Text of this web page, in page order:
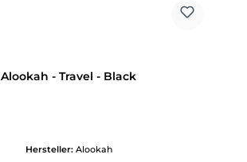
Alookah - Travel - Black
Hersteller: Alookah